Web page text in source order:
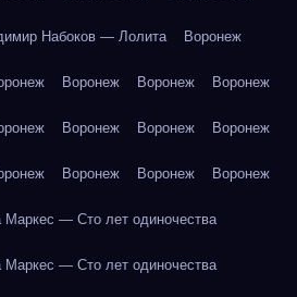
Набоков — Лолита Воронеж
Воронеж Воронеж Воронеж
Воронеж Воронеж Воронеж
Воронеж Воронеж Воронеж
Маркес — Сто лет одиночества
Маркес — Сто лет одиночества